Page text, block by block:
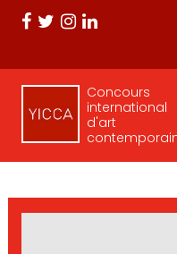
Concours
international
d'art